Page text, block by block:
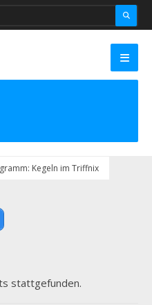
Kegeln im Triffnix
stattgefunden.